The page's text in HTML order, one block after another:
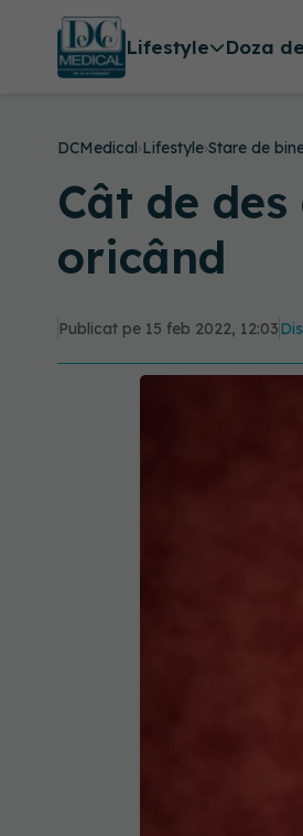
Lifestyle Doza
DCMedical›Lifestyle›Stare de
Cât de
oricând
Publicat pe 15 feb 2022, 12:03